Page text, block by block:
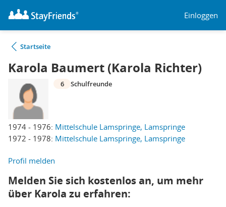
Einloggen
Startseite
Karola Baumert (Karola Richter)
1974 - 1976: Mittelschule Lamspringe, Lamspringe
1972 - 1978: Mittelschule Lamspringe, Lamspringe
6 Schulfreunde
Profil melden
Melden Sie sich kostenlos an, um mehr
über Karola zu erfahren: